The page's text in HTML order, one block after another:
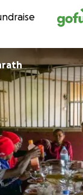
Skip to